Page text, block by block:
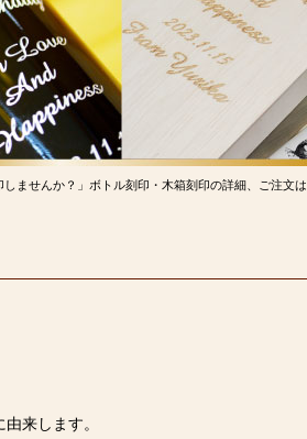
ませんか？」ボトル刻印・木箱刻印の詳細、ご注文は
来します。